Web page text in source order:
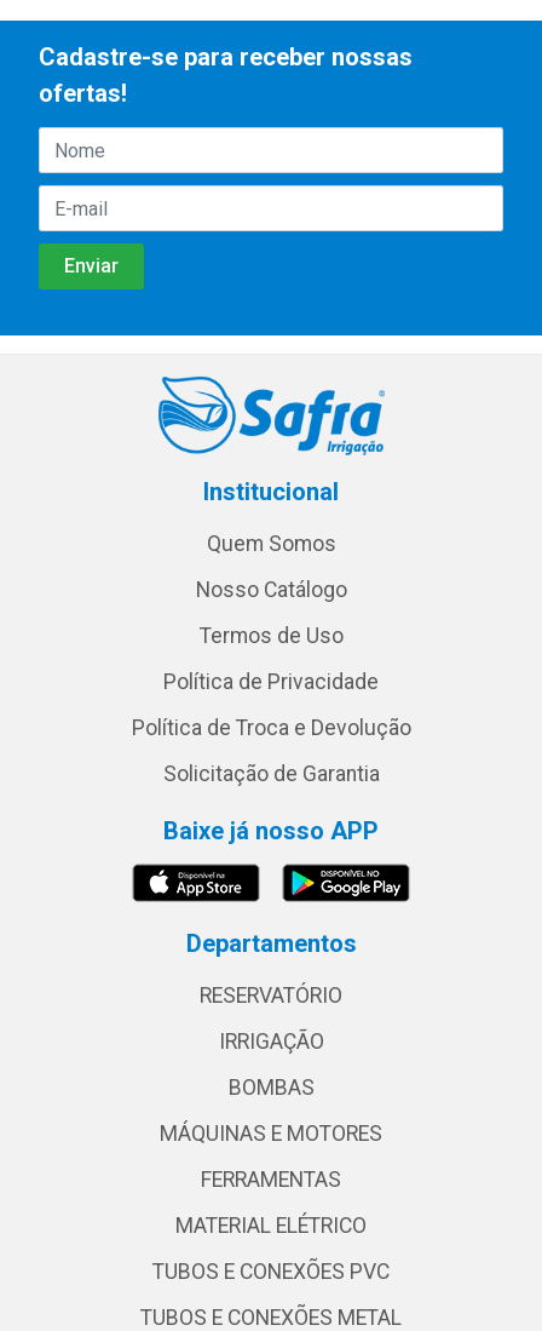
Cadastre-se para receber nossas
ofertas!
Institucional
Quem Somos
Nosso Catálogo
Termos de Uso
Política de Privacidade
Política de Troca e Devolução
Solicitação de Garantia
Baixe já nosso APP
Departamentos
RESERVATÓRIO
IRRIGAÇÃO
BOMBAS
MÁQUINAS E MOTORES
FERRAMENTAS
MATERIAL ELÉTRICO
TUBOS E CONEXÕES PVC
TUBOS E CONEXÕES METAL